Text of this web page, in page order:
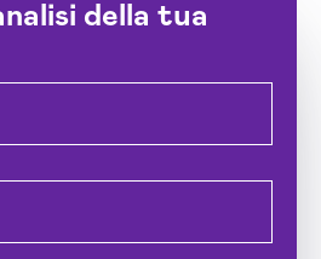
della tua